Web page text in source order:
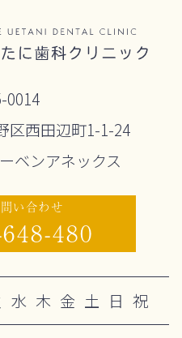
0014
区西田辺町1-1-24
ベンアネックス
い合わせ
480
水 木 金 土 日 祝